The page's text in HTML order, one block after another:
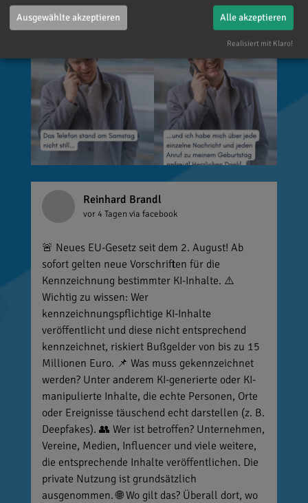
so viele Menschen die Zeit nehmen, an einen zu
denken. Umso mehr weiß ich das zu schätzen.
Reinhard Brandl
vor 4 Tagen via facebook
🚨 Neues EU-Gesetz seit dem 2. August! Ab
sofort gelten neue Vorschriften für die
Kennzeichnung bestimmter KI-Inhalte. ⚠️
Wichtig zu wissen: Wer
kennzeichnungspflichtige KI-Inhalte
veröffentlicht und diese nicht entsprechend
kennzeichnet, riskiert Bußgelder von bis zu 15
Millionen Euro. 📌 Was muss gekennzeichnet
werden? Unter anderem KI-generierte oder KI-
manipulierte Inhalte, die echte Personen, Orte
oder Ereignisse täuschend echt darstellen (z. B.
Deepfakes). 👥 Wer ist betroffen? Unternehmen,
Vereine, Medien, Influencer und viele weitere,
die entsprechende Inhalte veröffentlichen. Die
private Nutzung ist grundsätzlich
ausgenommen. 🌐 Wo gilt das? Überall dort, wo
Ausgewählte akzeptieren Alle akzeptieren
Realisiert mit Klaro!